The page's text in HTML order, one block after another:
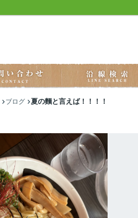
ブログ 夏の麵と言えば！！！！